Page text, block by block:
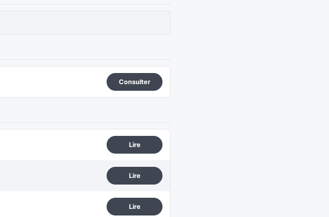
Consulter
Lire
Lire
Lire